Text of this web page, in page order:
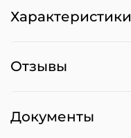
Характеристики
Отзывы
Документы